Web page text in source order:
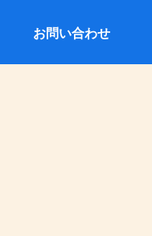
お問い合わせ